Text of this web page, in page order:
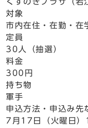
対象
市内在住・在勤・在
定員
30人（抽選）
料金
300円
持ち物
軍手
申込方法・申込み先
7月17日（火曜日）